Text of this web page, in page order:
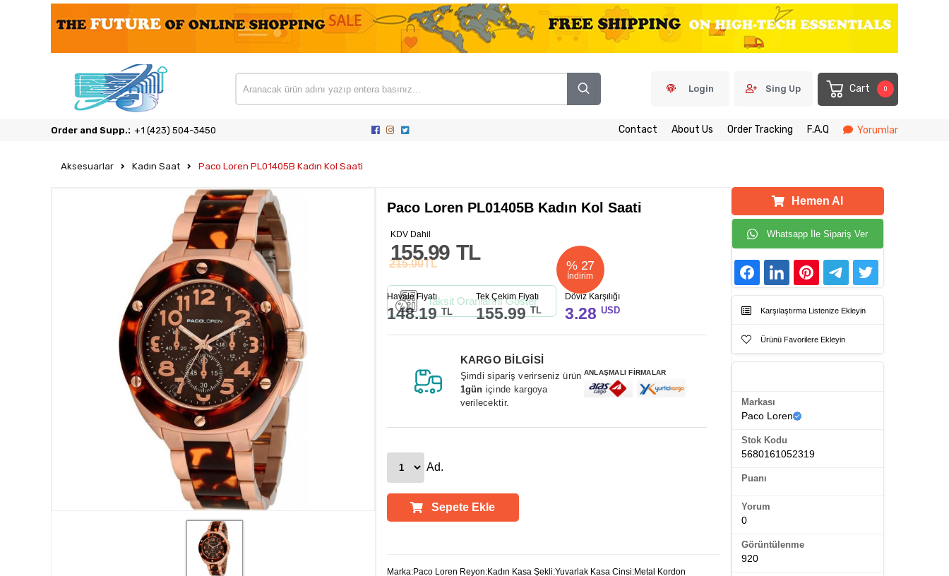
Login Sing Up Cart 0
Order and Supp.: ‎+1 (423) 504-3450 Contact About Us Order Tracking F.A.Q Yorumlar
Aksesuarlar Kadın Saat Paco Loren PL01405B Kadın Kol Saati
Paco Loren PL01405B Kadın Kol Saati
% 27
İndirim
215.00TL
155.99 TL
KDV Dahil
Havale Fiyatı
148.19 TL
Tek Çekim Fiyatı
155.99 TL
Döviz Karşılığı
3.28 USD
Taksit Oranlarını Göster
KARGO BİLGİSİ
Şimdi sipariş verirseniz ürün
1gün içinde kargoya
verilecektir.
ANLAŞMALI FİRMALAR
Ad.
Sepete Ekle
Marka:Paco Loren Reyon:Kadın Kasa Şekli:Yuvarlak Kasa Cinsi:Metal Kordon
Hemen Al
Whatsapp İle Sipariş Ver
Karşılaştırma Listenize Ekleyin
Ürünü Favorilere Ekleyin
Markası
Paco Loren
Stok Kodu
5680161052319
Puanı
Yorum
0
Görüntülenme
920